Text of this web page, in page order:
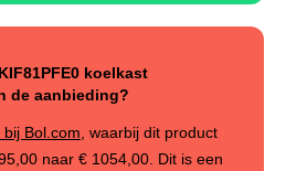
koelkast
de aanbieding?
Bol.com , waarbij dit product
naar € 1054,00 . Dit is een